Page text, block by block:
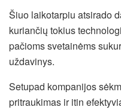
Šiuo laikotarpiu atsirado
kuriančių tokius
pačioms svetainėms
uždavinys.
Setupad kompanijos
pritraukimas ir itin